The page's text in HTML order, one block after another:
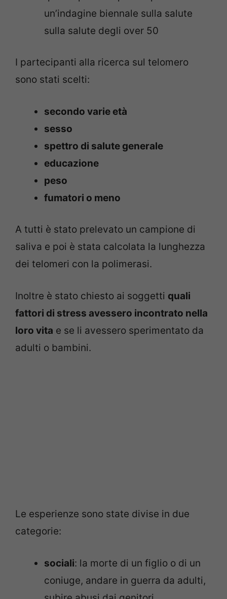
un’indagine biennale sulla salute
sulla salute degli over 50
I partecipanti alla ricerca sul telomero
sono stati scelti:
secondo varie età
sesso
spettro di salute generale
educazione
peso
fumatori o meno
A tutti è stato prelevato un campione di
saliva e poi è stata calcolata la lunghezza
dei telomeri con la polimerasi.
Inoltre è stato chiesto ai soggetti quali
fattori di stress avessero incontrato nella
loro vita e se li avessero sperimentato da
adulti o bambini.
Le esperienze sono state divise in due
categorie:
sociali: la morte di un figlio o di un
coniuge, andare in guerra da adulti,